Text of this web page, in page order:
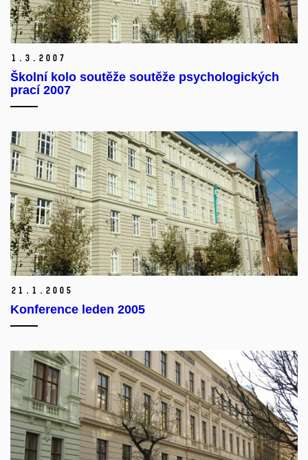
1. 3. 2007
Školní kolo soutěže soutěže psychologických
prací 2007
21. 1. 2005
Konference leden 2005